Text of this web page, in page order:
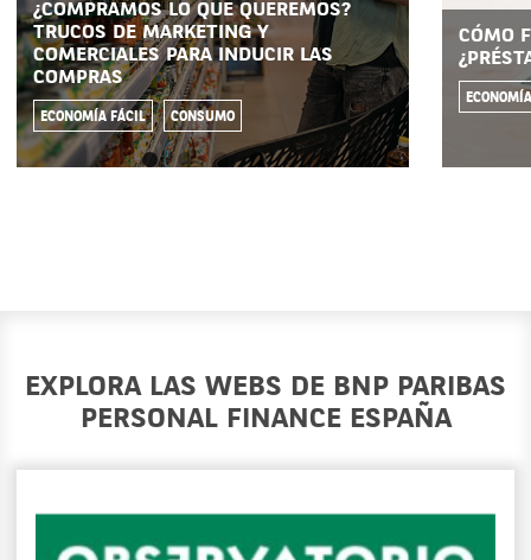
¿COMPRAMOS LO QUE QUEREMOS?
TRUCOS DE MARKETING Y
COMERCIALES PARA INDUCIR LAS
COMPRAS
ECONOMÍA FÁCIL CONSUMO
CÓMO
EXPLORA LAS WEBS DE BNP PARIBAS
PERSONAL FINANCE ESPAÑA